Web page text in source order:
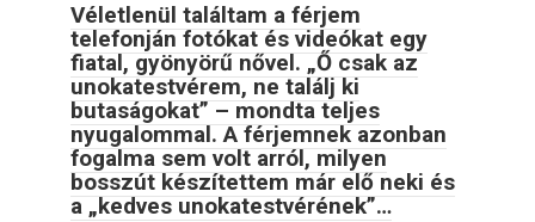
Véletlenül találtam a férjem
telefonján fotókat és videókat egy
fiatal, gyönyörű nővel. „Ő csak az
unokatestvérem, ne találj ki
butaságokat” – mondta teljes
nyugalommal. A férjemnek azonban
fogalma sem volt arról, milyen
bosszút készítettem már elő neki és
a „kedves unokatestvérének”…